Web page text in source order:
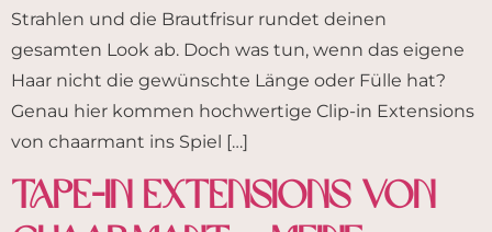
Strahlen und die Brautfrisur rundet deinen
gesamten Look ab. Doch was tun, wenn das eigene
Haar nicht die gewünschte Länge oder Fülle hat?
Genau hier kommen hochwertige Clip-in Extensions
von chaarmant ins Spiel […]
Tape-In Extensions von